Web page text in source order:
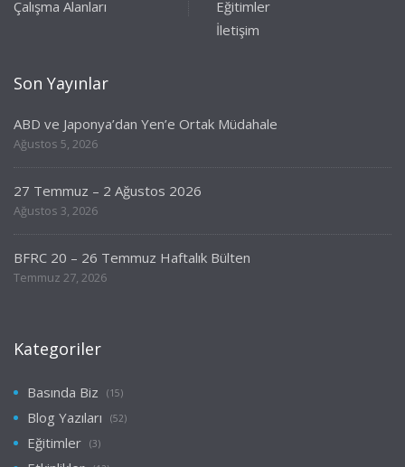
Çalışma Alanları
Eğitimler
İletişim
Son Yayınlar
ABD ve Japonya’dan Yen’e Ortak Müdahale
Ağustos 5, 2026
27 Temmuz – 2 Ağustos 2026
Ağustos 3, 2026
BFRC 20 – 26 Temmuz Haftalık Bülten
Temmuz 27, 2026
Kategoriler
Basında Biz (15)
Blog Yazıları (52)
Eğitimler (3)